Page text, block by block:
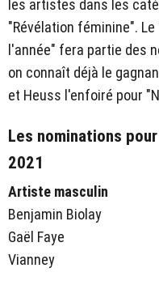
les artistes dans les
"Révélation féminine".
l'année" fera partie des
on connaît déjà le
et Heuss l'enfoiré pour
Les nominations
2021
Artiste masculin
Benjamin Biolay
Gaël Faye
Vianney